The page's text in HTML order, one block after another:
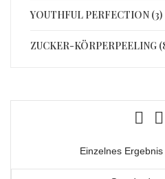
YOUTHFUL PERFECTION (3)
ZUCKER-KÖRPERPEELING
Einzelnes